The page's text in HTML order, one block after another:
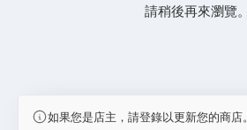
請稍後再來瀏覽。
如果您是店主，請登錄以更新您的商店。